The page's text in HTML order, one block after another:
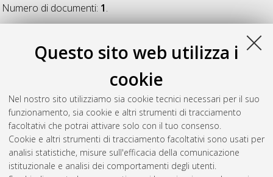
Questo sito web utilizza i
cookie
Nel nostro sito utilizziamo sia cookie tecnici necessari per il suo
funzionamento, sia cookie e altri strumenti di tracciamento
facoltativi che potrai attivare solo con il tuo consenso.
Cookie e altri strumenti di tracciamento facoltativi sono usati per
analisi statistiche, misure sull'efficacia della comunicazione
istituzionale e analisi dei comportamenti degli utenti.
Numero di documenti: 1.
(2018)Implementazione e calibrazione di
basato sulla misura della corrente di ionizzazione.[Laurea
magistrale], Università di Bologna, Corso di Studio in
Ingegneria meccanica [LM-DM270]
Questa lista e' stata generata ilSat Aug 8 18:06:37 2026